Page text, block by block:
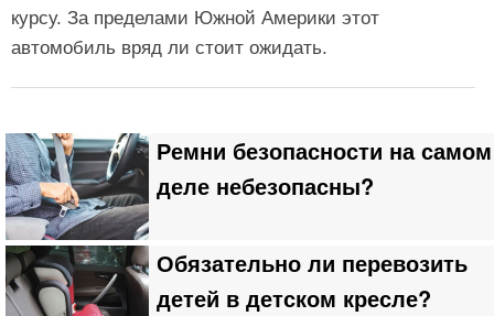
курсу. За пределами Южной Америки этот
автомобиль вряд ли стоит ожидать.
Ремни безопасности на самом
деле небезопасны?
Обязательно ли перевозить
детей в детском кресле?